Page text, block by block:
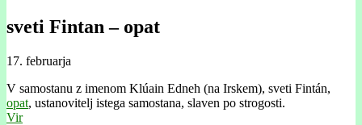
sveti Fintan – opat
17. februarja
V samostanu z imenom Klúain Edneh (na Irskem), sveti Fintán,
opat, ustanovitelj istega samostana, slaven po strogosti.
Vir